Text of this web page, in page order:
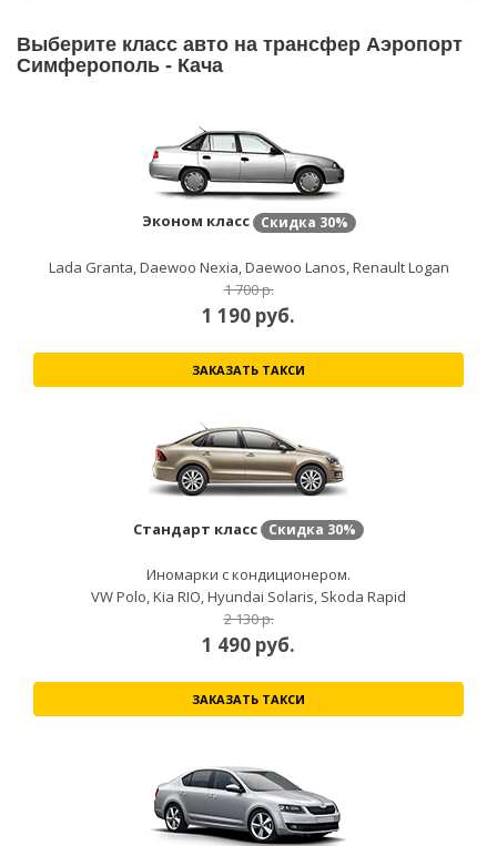
Выберите класс авто на трансфер Аэропорт
Симферополь - Кача
Эконом класс Скидка 30%
Lada Granta, Daewoo Nexia, Daewoo Lanos, Renault Logan
1 700 р.
1 190 руб.
ЗАКАЗАТЬ ТАКСИ
Стандарт класс Скидка 30%
Иномарки с кондиционером.
VW Polo, Kia RIO, Hyundai Solaris, Skoda Rapid
2 130 р.
1 490 руб.
ЗАКАЗАТЬ ТАКСИ